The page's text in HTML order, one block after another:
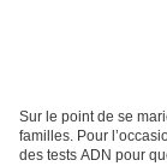
Sur le point de se
familles. Pour
des tests ADN pour